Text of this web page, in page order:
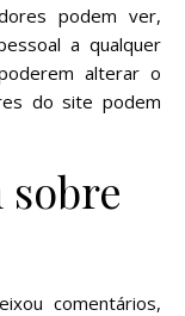
podem ver,
a qualquer
alterar o
do site podem
comentários,